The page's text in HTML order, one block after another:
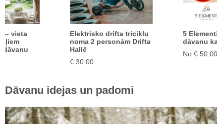
– vieta
dāvanu
Elektrisko drifta triciklu
noma 2 personām Drifta
Hallē
€ 30.00
5 Elementi
dāvanu
No € 50.00
Dāvanu idejas un padomi